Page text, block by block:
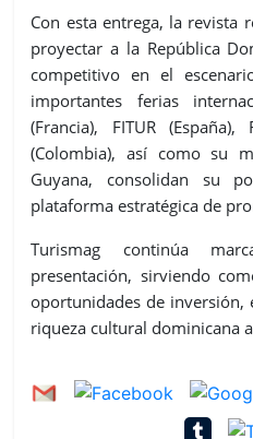
Con esta entrega, la revista
proyectar a la República
competitivo en el
importantes ferias
(Francia), FITUR
(Colombia), así como su
Guyana, consolidan su
plataforma estratégica de
Turismag continúa
presentación, sirviendo
oportunidades de inversión,
riqueza cultural dominicana